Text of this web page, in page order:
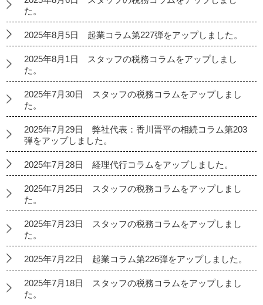
た。
2025年8月5日 起業コラム第227弾をアップしました。
2025年8月1日 スタッフの税務コラムをアップしまし
た。
2025年7月30日 スタッフの税務コラムをアップしまし
た。
2025年7月29日 弊社代表：香川晋平の相続コラム第203
弾をアップしました。
2025年7月28日 経理代行コラムをアップしました。
2025年7月25日 スタッフの税務コラムをアップしまし
た。
2025年7月23日 スタッフの税務コラムをアップしまし
た。
2025年7月22日 起業コラム第226弾をアップしました。
2025年7月18日 スタッフの税務コラムをアップしまし
た。